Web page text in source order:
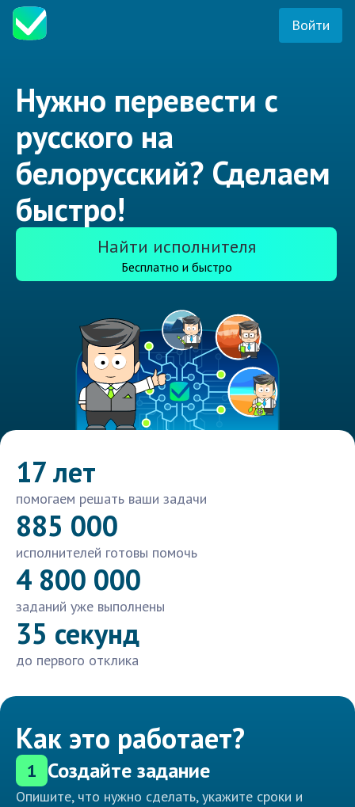
Войти
Нужно перевести с
русского на
белорусский? Сделаем
быстро!
Найти исполнителя
Бесплатно и быстро
17 лет
помогаем решать ваши задачи
885 000
исполнителей готовы помочь
4 800 000
заданий уже выполнены
35 секунд
до первого отклика
Как это работает?
1 Создайте задание
Опишите, что нужно сделать, укажите сроки и